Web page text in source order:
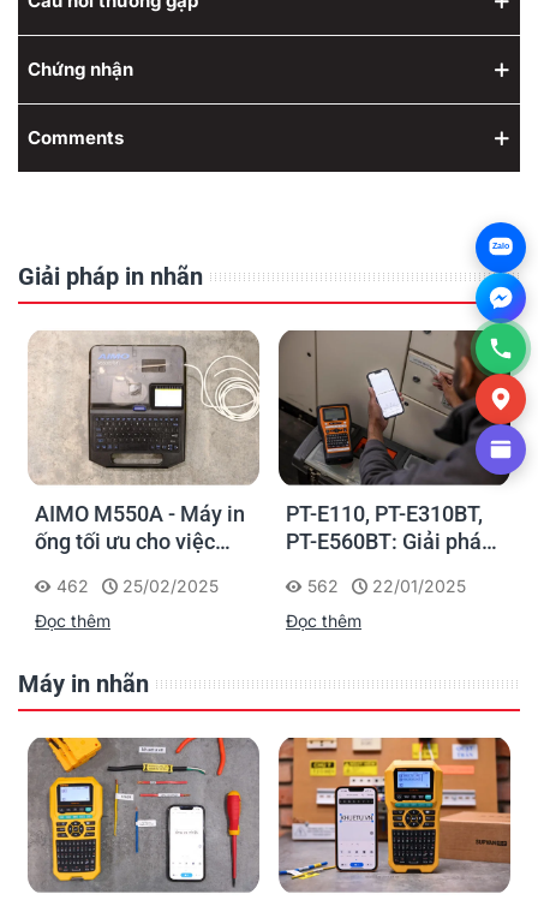
Chứng nhận
Comments
Giải pháp in nhãn
AIMO M550A - Máy in
ống tối ưu cho việc
nhận diện cáp điện,
cáp mạng
462
25/02/2025
Đọc thêm
PT-E110, PT-E310BT,
PT-E560BT: Giải pháp
nghiệp của Brother
562
22/01/2025
Đọc thêm
Máy in nhãn
Zalo